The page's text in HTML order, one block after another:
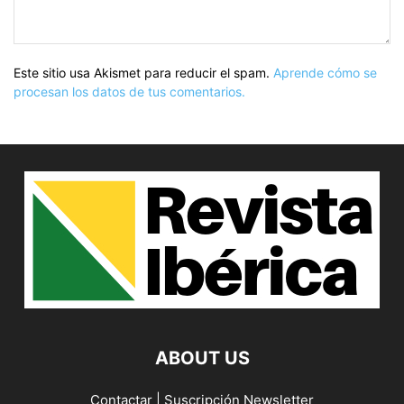
Este sitio usa Akismet para reducir el spam. Aprende cómo se
procesan los datos de tus comentarios.
ABOUT US
Contactar Suscripción Newsletter